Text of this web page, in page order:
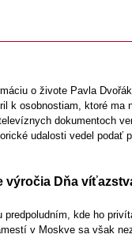
o živote Pavla
k osobnostiam, ktoré ma
dokumentoch
udalosti vedel podať
výročia Dňa
kde ho
v Moskve sa však